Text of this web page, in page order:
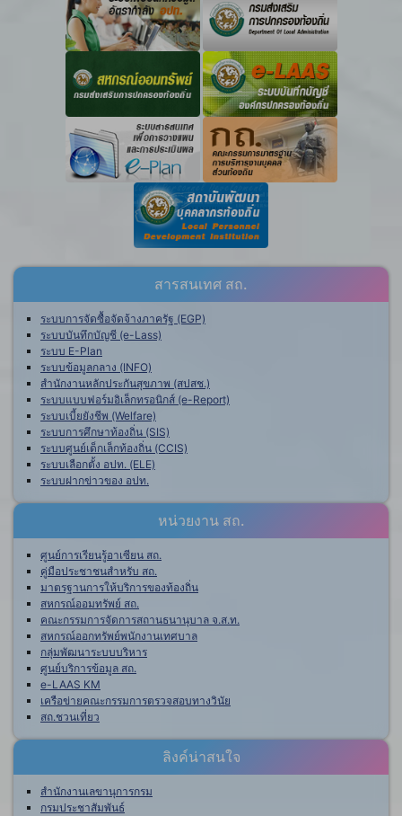
สารสนเทศ สถ.
ระบบการจัดซื้อจัดจ้างภาครัฐ (EGP)
ระบบบันทึกบัญชี (e-Lass)
ระบบ E-Plan
ระบบข้อมูลกลาง (INFO)
สำนักงานหลักประกันสุขภาพ (สปสช.)
ระบบแบบฟอร์มอิเล็กทรอนิกส์ (e-Report)
ระบบเบี้ยยังชีพ (Welfare)
ระบบการศึกษาท้องถิ่น (SIS)
ระบบศูนย์เด็กเล็กท้องถิ่น (CCIS)
ระบบเลือกตั้ง อปท. (ELE)
ระบบฝากข่าวของ อปท.
หน่วยงาน สถ.
ศูนย์การเรียนรู้อาเซียน สถ.
คู่มือประชาชนสำหรับ สถ.
มาตรฐานการให้บริการของท้องถิ่น
สหกรณ์ออมทรัพย์ สถ.
คณะกรรมการจัดการสถานธนานุบาล จ.ส.ท.
สหกรณ์ออกทรัพย์พนักงานเทศบาล
กลุ่มพัฒนาระบบบริหาร
ศูนย์บริการข้อมูล สถ.
e-LAAS KM
เครือข่ายคณะกรรมการตรวจสอบทางวินัย
สถ.ชวนเที่ยว
ลิงค์น่าสนใจ
สำนักงานเลขานุการกรม
กรมประชาสัมพันธ์